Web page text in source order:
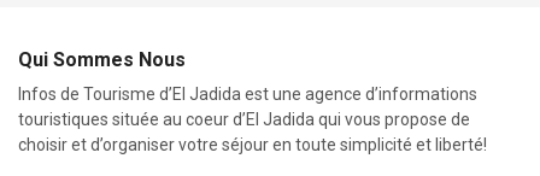
Qui Sommes Nous
Infos de Tourisme d’El Jadida est une agence d’informations
touristiques située au coeur d’El Jadida qui vous propose de
choisir et d’organiser votre séjour en toute simplicité et liberté!